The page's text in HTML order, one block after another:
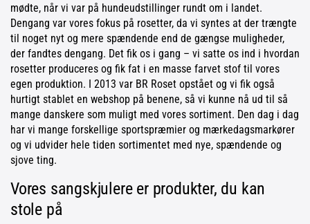
mødte, når vi var på hundeudstillinger rundt om i landet.
Dengang var vores fokus på rosetter, da vi syntes at der trængte
til noget nyt og mere spændende end de gængse muligheder,
der fandtes dengang. Det fik os i gang – vi satte os ind i hvordan
rosetter produceres og fik fat i en masse farvet stof til vores
egen produktion. I 2013 var BR Roset opstået og vi fik også
hurtigt stablet en webshop på benene, så vi kunne nå ud til så
mange danskere som muligt med vores sortiment. Den dag i dag
har vi mange forskellige sportspræmier og mærkedagsmarkører
og vi udvider hele tiden sortimentet med nye, spændende og
sjove ting.
Vores sangskjulere er produkter, du kan
stole på